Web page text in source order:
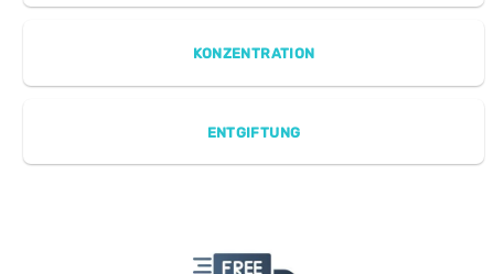
KONZENTRATION
ENTGIFTUNG